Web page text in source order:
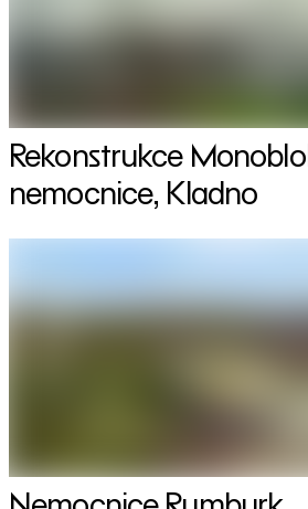
Rekonstrukce
nemocnice, Kladno